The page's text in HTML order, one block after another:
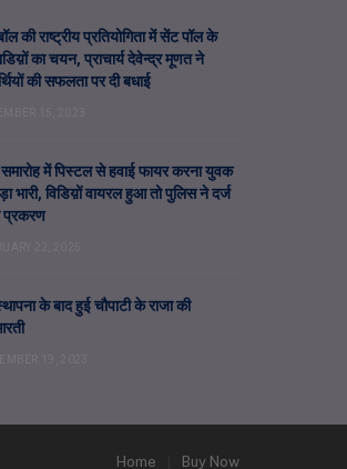
की राष्ट्रीय प्रतियोगिता में सेंट पॉल के
का चयन, प्राचार्य देवेन्द्र मूणत ने
की सफलता पर दी बधाई
समारोह में पिस्टल से हवाई फायर करना युवक
भारी, विडिय़ों वायरल हुआ तो पुलिस ने दर्ज
प्रकरण
के बाद हुई चौपाटी के राजा की
Home Buy Now